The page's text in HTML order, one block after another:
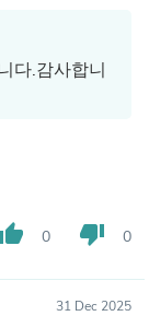
다.감사합니
thumb_up 0 thumb_down 0
31 Dec 2025